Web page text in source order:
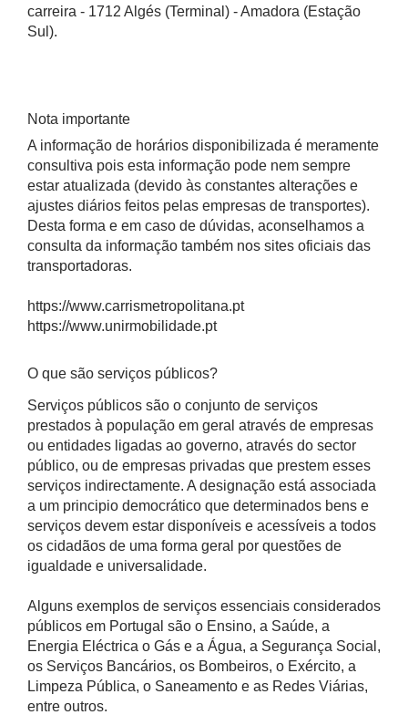
carreira - 1712 Algés (Terminal) - Amadora (Estação
Sul).
Nota importante
A informação de horários disponibilizada é meramente
consultiva pois esta informação pode nem sempre
estar atualizada (devido às constantes alterações e
ajustes diários feitos pelas empresas de transportes).
Desta forma e em caso de dúvidas, aconselhamos a
consulta da informação também nos sites oficiais das
transportadoras.
https://www.carrismetropolitana.pt
https://www.unirmobilidade.pt
O que são serviços públicos?
Serviços públicos são o conjunto de serviços
prestados à população em geral através de empresas
ou entidades ligadas ao governo, através do sector
público, ou de empresas privadas que prestem esses
serviços indirectamente. A designação está associada
a um principio democrático que determinados bens e
serviços devem estar disponíveis e acessíveis a todos
os cidadãos de uma forma geral por questões de
igualdade e universalidade.
Alguns exemplos de serviços essenciais considerados
públicos em Portugal são o Ensino, a Saúde, a
Energia Eléctrica o Gás e a Água, a Segurança Social,
os Serviços Bancários, os Bombeiros, o Exército, a
Limpeza Pública, o Saneamento e as Redes Viárias,
entre outros.